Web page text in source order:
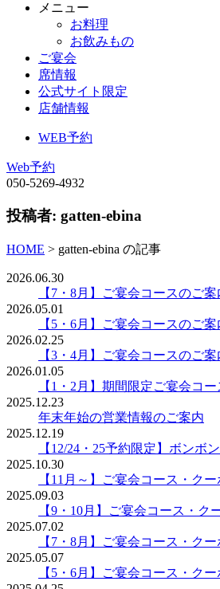
メニュー
お料理
お飲みもの
ご宴会
席情報
公式サイト限定
店舗情報
WEB予約
Web予約
050-5269-4932
投稿者: gatten-ebina
HOME > gatten-ebina の記事
2026.06.30
【7・8月】ご宴会コースのご案
2026.05.01
【5・6月】ご宴会コースのご案
2026.02.25
【3・4月】ご宴会コースのご案
2026.01.05
【1・2月】期間限定ご宴会コ
2025.12.23
年末年始の営業情報のご案内
2025.12.19
【12/24・25予約限定】ボンボ
2025.10.30
【11月～】ご宴会コース・ク
2025.09.03
【9・10月】ご宴会コース・ク
2025.07.02
【7・8月】ご宴会コース・ク
2025.05.07
【5・6月】ご宴会コース・ク